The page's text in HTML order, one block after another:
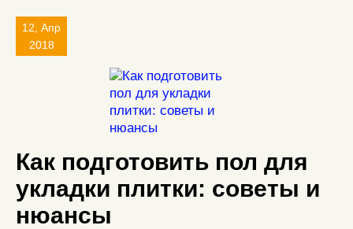
12, Апр
2018
Как подготовить пол для
укладки плитки: советы и
нюансы